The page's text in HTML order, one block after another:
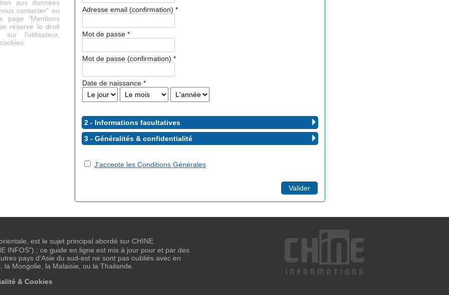
aux données
contacter" ou
page 'Mentions
réserve le droit
l'utilisateur,
Adresse email (confirmation) *
Mot de passe *
Mot de passe (confirmation) *
Date de naissance *
2 - Informations facultatives
3 - Généralités & confidentialité
J'accepte les Conditions Générales
est le sujet principal abordé sur CHINE
INFOS") ; ce guide en ligne est mis à jour pour et par des
pays d'Asie du sud-est ne sont pas oubliés avec en
Mongolie, la Malaisie, ou la Thailande.
& Cookies